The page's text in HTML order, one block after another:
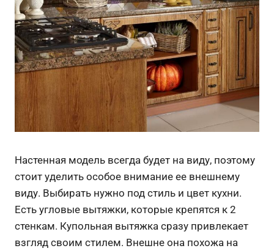
Настенная модель всегда будет на виду, поэтому
стоит уделить особое внимание ее внешнему
виду. Выбирать нужно под стиль и цвет кухни.
Есть угловые вытяжки, которые крепятся к 2
стенкам. Купольная вытяжка сразу привлекает
взгляд своим стилем. Внешне она похожа на